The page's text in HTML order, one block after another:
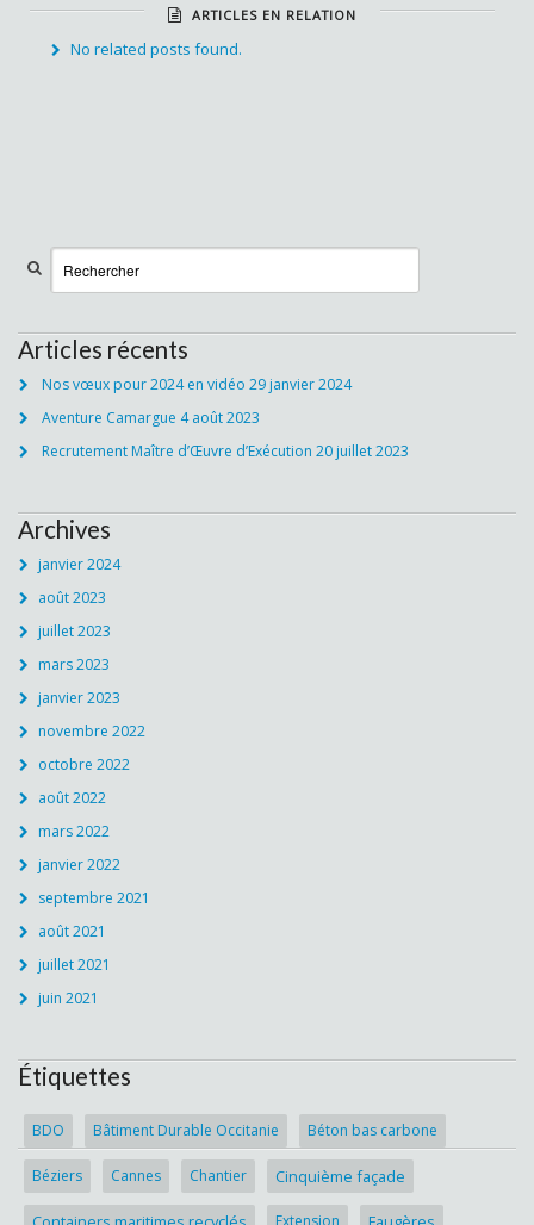
ARTICLES EN RELATION
No related posts found.
Articles récents
Nos vœux pour 2024 en vidéo 29 janvier 2024
Aventure Camargue 4 août 2023
Recrutement Maître d’Œuvre d’Exécution 20 juillet 2023
Archives
janvier 2024
août 2023
juillet 2023
mars 2023
janvier 2023
novembre 2022
octobre 2022
août 2022
mars 2022
janvier 2022
septembre 2021
août 2021
juillet 2021
juin 2021
Étiquettes
BDO Bâtiment Durable Occitanie Béton bas carbone
Béziers Cannes Chantier Cinquième façade
Extension